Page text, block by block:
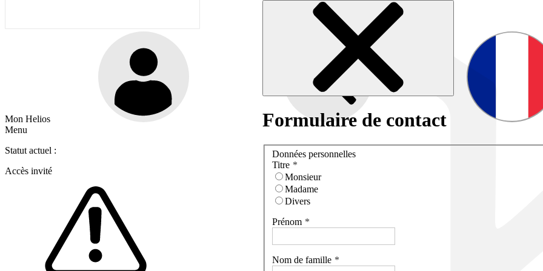
Mon Helios
Menu
Statut actuel :
Accès invité
Formulaire de contact
Données personnelles
Titre
Monsieur
Madame
Divers
Prénom
Nom de famille